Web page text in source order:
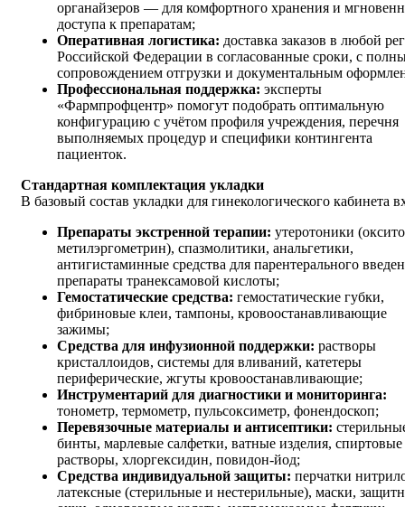
органайзеров — для комфортного хранения и
доступа к препаратам;
Оперативная логистика: доставка заказов в любой
Российской Федерации в согласованные сроки, с
сопровождением отгрузки и документальным
Профессиональная поддержка: эксперты
«Фармпрофцентр» помогут подобрать оптимальную
конфигурацию с учётом профиля учреждения, перечня
выполняемых процедур и специфики контингента
пациенток.
Стандартная комплектация укладки
В базовый состав укладки для гинекологического кабинета
Препараты экстренной терапии: утеротоники
метилэргометрин), спазмолитики, анальгетики,
антигистаминные средства для парентерального
препараты транексамовой кислоты;
Гемостатические средства: гемостатические губки,
фибриновые клеи, тампоны, кровоостанавливающие
зажимы;
Средства для инфузионной поддержки: растворы
кристаллоидов, системы для вливаний, катетеры
периферические, жгуты кровоостанавливающие;
Инструментарий для диагностики и мониторинга:
тонометр, термометр, пульсоксиметр, фонендоскоп;
Перевязочные материалы и антисептики:
бинты, марлевые салфетки, ватные изделия, спиртовые
растворы, хлоргексидин, повидон-йод;
Средства индивидуальной защиты: перчатки
латексные (стерильные и нестерильные), маски,